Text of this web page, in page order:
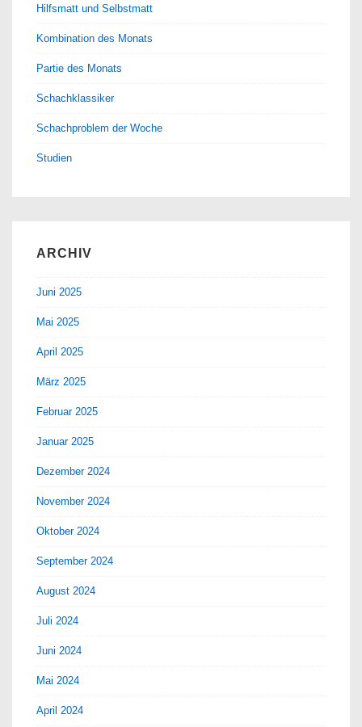
Hilfsmatt und Selbstmatt
Kombination des Monats
Partie des Monats
Schachklassiker
Schachproblem der Woche
Studien
ARCHIV
Juni 2025
Mai 2025
April 2025
März 2025
Februar 2025
Januar 2025
Dezember 2024
November 2024
Oktober 2024
September 2024
August 2024
Juli 2024
Juni 2024
Mai 2024
April 2024